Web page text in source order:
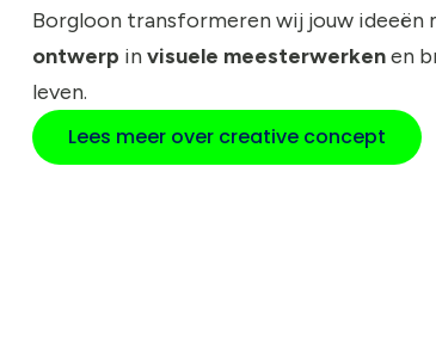
Borgloon transformeren wij jouw ideeën
ontwerp invisuele meesterwerkenen
leven.
Lees meer over creative concept